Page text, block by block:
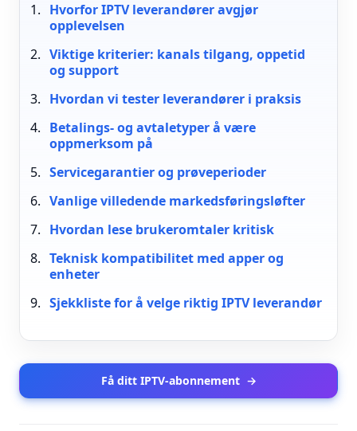
Hvorfor IPTV leverandører avgjør
opplevelsen
Viktige kriterier: kanals tilgang, oppetid
og support
Hvordan vi tester leverandører i praksis
Betalings- og avtaletyper å være
oppmerksom på
Servicegarantier og prøveperioder
Vanlige villedende markedsføringsløfter
Hvordan lese brukeromtaler kritisk
Teknisk kompatibilitet med apper og
enheter
Sjekkliste for å velge riktig IPTV leverandør
Få ditt IPTV-abonnement →